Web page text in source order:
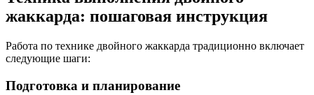
жаккарда: пошаговая инструкция
Работа по технике двойного жаккарда традиционно включает
следующие шаги:
Подготовка и планирование